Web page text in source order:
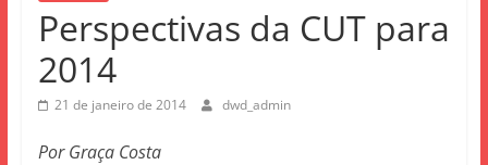
Perspectivas da CUT para
2014
21 de janeiro de 2014 dwd_admin
Por Graça Costa